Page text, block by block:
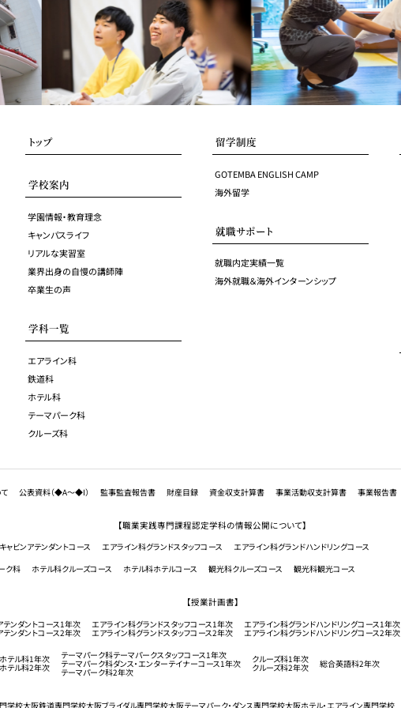
トップ
学校案内
学園情報・教育理念
キャンパスライフ
リアルな実習室
業界出身の自慢の講師陣
卒業生の声
学科一覧
エアライン科
鉄道科
ホテル科
テーマパーク科
クルーズ科
留学制度
GOTEMBA ENGLISH CAMP
海外留学
就職サポート
就職内定実績一覧
海外就職＆海外インターンシップ
公表資料（◆A～◆I） 監事監査報告書 財産目録 資金収支計算書 事業活動収支計算書 事業報告書
【職業実践専門課程認定学科の情報公開について】
ャビンアテンダントコース
エアライン科グランドスタッフコース
エアライン科グランドハンドリングコース
ク科
ホテル科クルーズコース ホテル科ホテルコース 観光科クルーズコース 観光科観光コース
【授業計画書】
テンダントコース1年次
テンダントコース2年次
エアライン科グランドスタッフコース1年次
エアライン科グランドスタッフコース2年次
エアライン科グランドハンドリングコース1年次
エアライン科グランドハンドリングコース2年次
ホテル科1年次
ホテル科2年次
テーマパーク科テーマパークスタッフコース1年次
テーマパーク科ダンス・エンターテイナーコース1年次
テーマパーク科2年次
クルーズ科1年次
クルーズ科2年次 総合英語科2年次
学校大阪鉄道専門学校大阪ブライダル専門学校大阪テーマパーク・ダンス専門学校大阪ホテル・エアライン専門学校